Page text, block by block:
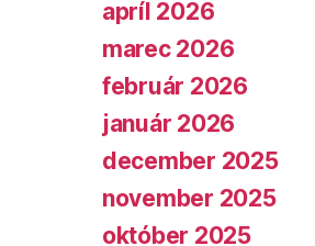
apríl 2026
marec 2026
február 2026
január 2026
december 2025
november 2025
október 2025